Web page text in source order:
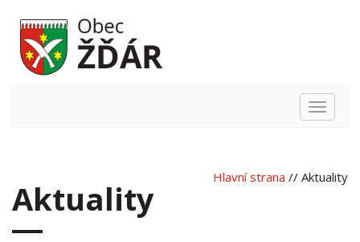
Hlavní
Hlavní strana // Aktuality
Aktuality